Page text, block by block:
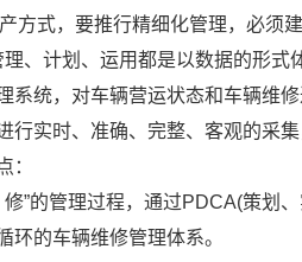
方式，要推行精细化管理，必须
、计划、运用都是以数据的形式
统，对车辆营运状态和车辆维
行实时、准确、完整、客观的采
：
修”的管理过程，通过PDCA(策划
的车辆维修管理体系。